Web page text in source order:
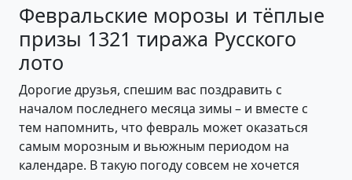
Февральские морозы и тёплые
призы 1321 тиража Русского
лото
Дорогие друзья, спешим вас поздравить с
началом последнего месяца зимы – и вместе с
тем напомнить, что февраль может оказаться
самым морозным и вьюжным периодом на
календаре. В такую погоду совсем не хочется